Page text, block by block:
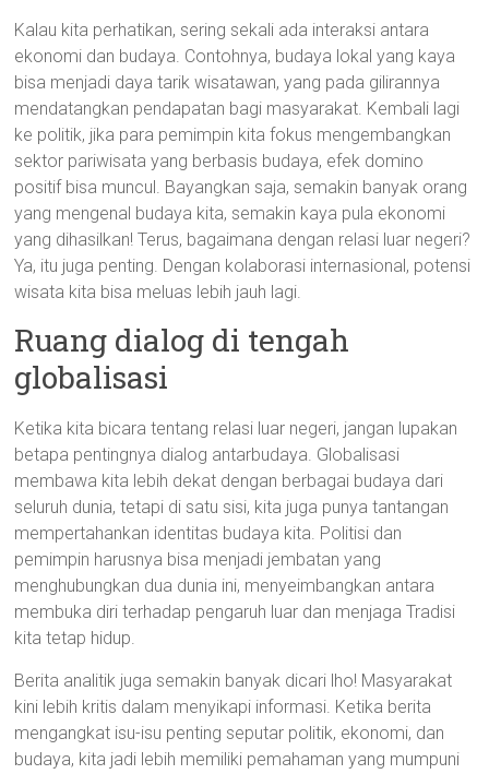
Kalau kita perhatikan, sering sekali ada interaksi antara
ekonomi dan budaya. Contohnya, budaya lokal yang kaya
bisa menjadi daya tarik wisatawan, yang pada gilirannya
mendatangkan pendapatan bagi masyarakat. Kembali lagi
ke politik, jika para pemimpin kita fokus mengembangkan
sektor pariwisata yang berbasis budaya, efek domino
positif bisa muncul. Bayangkan saja, semakin banyak orang
yang mengenal budaya kita, semakin kaya pula ekonomi
yang dihasilkan! Terus, bagaimana dengan relasi luar negeri?
Ya, itu juga penting. Dengan kolaborasi internasional, potensi
wisata kita bisa meluas lebih jauh lagi.
Ruang dialog di tengah
globalisasi
Ketika kita bicara tentang relasi luar negeri, jangan lupakan
betapa pentingnya dialog antarbudaya. Globalisasi
membawa kita lebih dekat dengan berbagai budaya dari
seluruh dunia, tetapi di satu sisi, kita juga punya tantangan
mempertahankan identitas budaya kita. Politisi dan
pemimpin harusnya bisa menjadi jembatan yang
menghubungkan dua dunia ini, menyeimbangkan antara
membuka diri terhadap pengaruh luar dan menjaga Tradisi
kita tetap hidup.
Berita analitik juga semakin banyak dicari lho! Masyarakat
kini lebih kritis dalam menyikapi informasi. Ketika berita
mengangkat isu-isu penting seputar politik, ekonomi, dan
budaya, kita jadi lebih memiliki pemahaman yang mumpuni